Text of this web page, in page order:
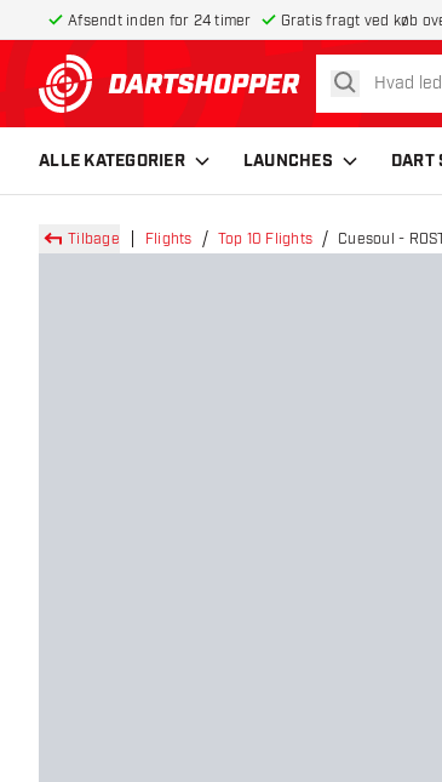
Afsendt inden for 24 timer Gratis fragt ved køb
tilbage til forsiden
søg
ALLE KATEGORIER LAUNCHES DART
Tilbage Flights Top 10 Flights Cuesoul -